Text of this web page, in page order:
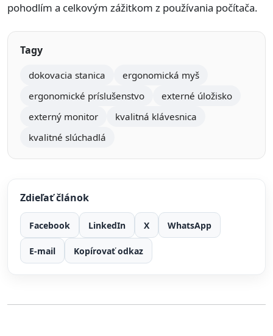
pohodlím a celkovým zážitkom z používania počítača.
Tagy
dokovacia stanica
ergonomická myš
ergonomické príslušenstvo
externé úložisko
externý monitor
kvalitná klávesnica
kvalitné slúchadlá
Zdieľať článok
Facebook LinkedIn X WhatsApp
E-mail Kopírovať odkaz